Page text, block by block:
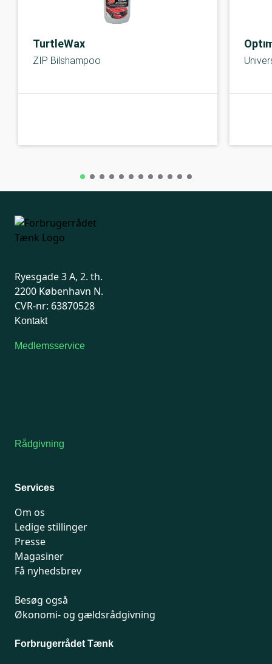
TurtleWax
ZIP Bilshampoo
Ryesgade 3 A, 2. th.
2200 København N.
CVR-nr: 63870528
Kontakt
Medlemsservice
Rådgivning
Services
Om os
Ledige stillinger
Presse
Magasiner
Få nyhedsbrev
Besøg også
Økonomi- og gældsrådgivning
Forbrugerrådet Tænk